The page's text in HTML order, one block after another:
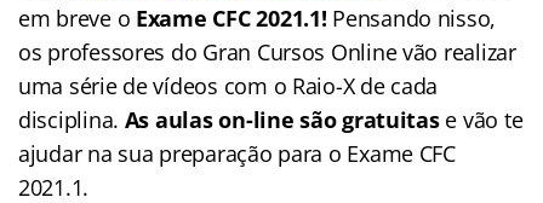
em breve o Exame CFC 2021.1! Pensando nisso,
os professores do Gran Cursos Online vão realizar
uma série de vídeos com o Raio-X de cada
disciplina. As aulas on-line são gratuitase vão te
ajudar na sua preparação para o Exame CFC
2021.1.